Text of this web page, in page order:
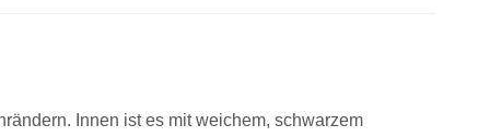
Innen ist es mit weichem, schwarzem